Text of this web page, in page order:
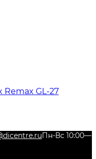
Remax GL-27
Пн-Вс 10:00—